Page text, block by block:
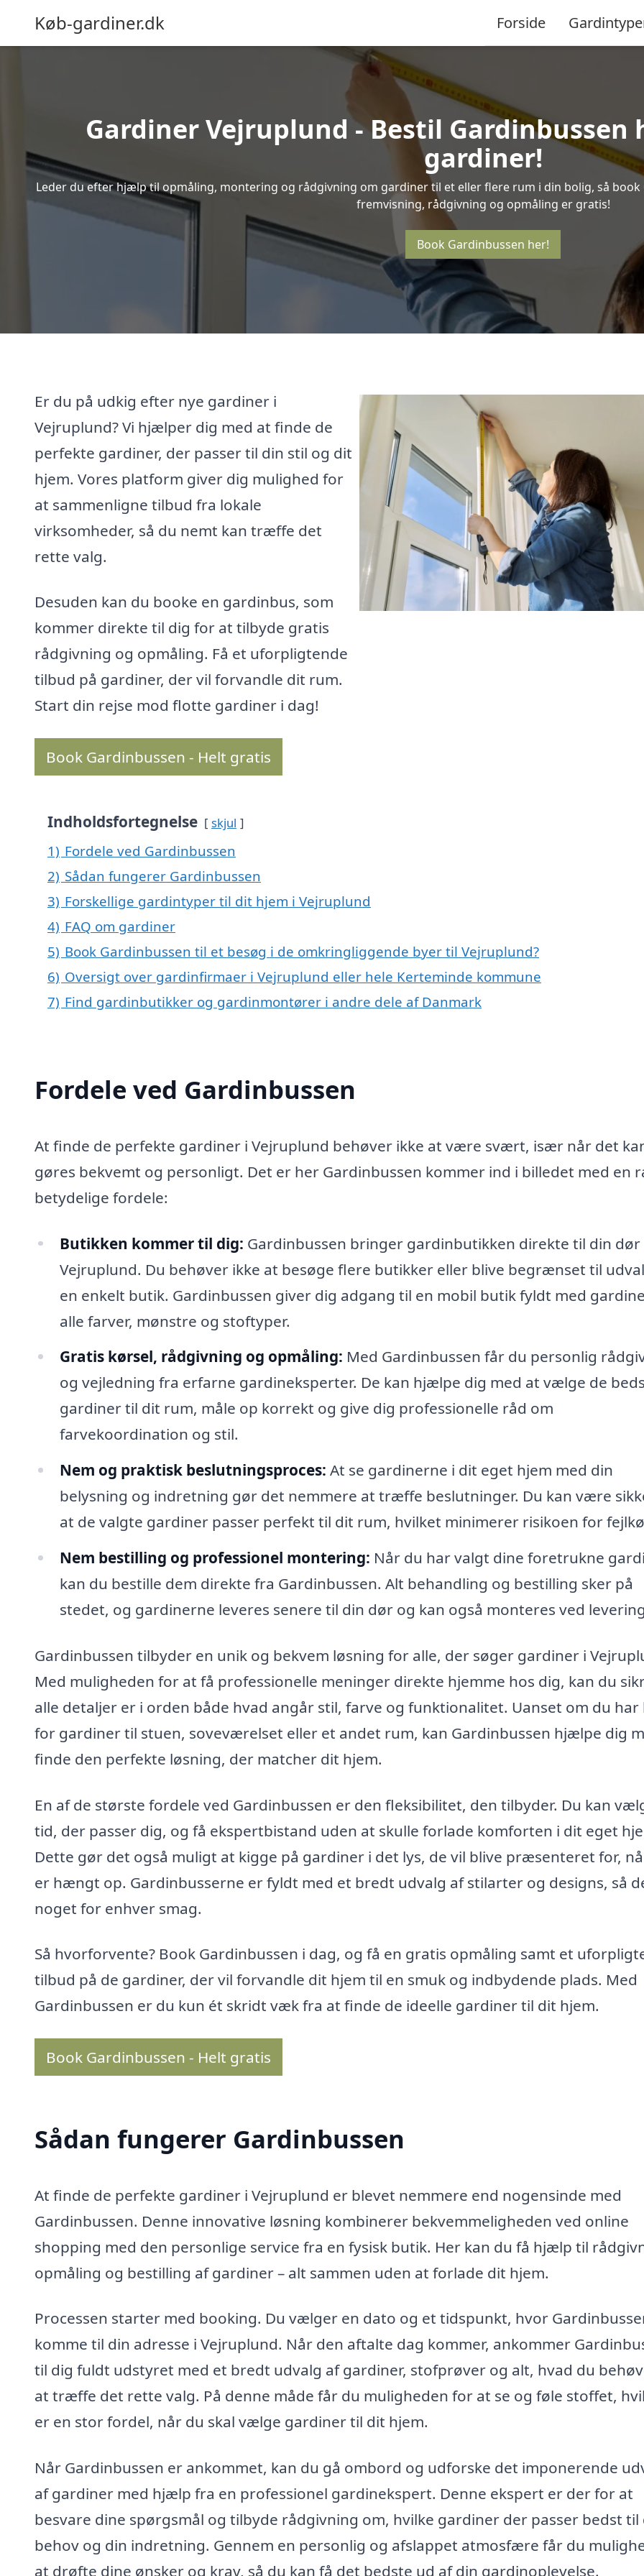
Køb-gardiner.dk Forside
Gardiner Vejruplund - Bestil
gardiner!
Leder du efter hjælp til opmåling, montering og rådgivning om gardiner til et eller flere rum i din bolig, så
fremvisning, rådgivning og opmåling er gratis!
Book Gardinbussen her!
Er du på udkig efter nye gardiner i
Vejruplund? Vi hjælper dig med at finde de
perfekte gardiner, der passer til din stil og dit
hjem. Vores platform giver dig mulighed for
at sammenligne tilbud fra lokale
virksomheder, så du nemt kan træffe det
rette valg.
Desuden kan du booke en gardinbus, som
kommer direkte til dig for at tilbyde gratis
rådgivning og opmåling. Få et uforpligtende
tilbud på gardiner, der vil forvandle dit rum.
Start din rejse mod flotte gardiner i dag!
Book Gardinbussen - Helt gratis
Indholdsfortegnelse skjul
1) Fordele ved Gardinbussen
2) Sådan fungerer Gardinbussen
3) Forskellige gardintyper til dit hjem i Vejruplund
4) FAQ om gardiner
5) Book Gardinbussen til et besøg i de omkringliggende byer til Vejruplund?
6) Oversigt over gardinfirmaer i Vejruplund eller hele Kerteminde kommune
7) Find gardinbutikker og gardinmontører i andre dele af Danmark
Fordele ved Gardinbussen
At finde de perfekte gardiner i Vejruplund behøver ikke at være svært, især når det
gøres bekvemt og personligt. Det er her Gardinbussen kommer ind i billedet med en
betydelige fordele:
Butikken kommer til dig: Gardinbussen bringer gardinbutikken direkte til din dør
Vejruplund. Du behøver ikke at besøge flere butikker eller blive begrænset til
en enkelt butik. Gardinbussen giver dig adgang til en mobil butik fyldt med
alle farver, mønstre og stoftyper.
Gratis kørsel, rådgivning og opmåling: Med Gardinbussen får du personlig
og vejledning fra erfarne gardineksperter. De kan hjælpe dig med at vælge de
gardiner til dit rum, måle op korrekt og give dig professionelle råd om
farvekoordination og stil.
Nem og praktisk beslutningsproces: At se gardinerne i dit eget hjem med din
belysning og indretning gør det nemmere at træffe beslutninger. Du kan være
at de valgte gardiner passer perfekt til dit rum, hvilket minimerer risikoen for
Nem bestilling og professionel montering: Når du har valgt dine foretrukne
kan du bestille dem direkte fra Gardinbussen. Alt behandling og bestilling sker på
stedet, og gardinerne leveres senere til din dør og kan også monteres ved
Gardinbussen tilbyder en unik og bekvem løsning for alle, der søger gardiner i
Med muligheden for at få professionelle meninger direkte hjemme hos dig, kan du
alle detaljer er i orden både hvad angår stil, farve og funktionalitet. Uanset om du har
for gardiner til stuen, soveværelset eller et andet rum, kan Gardinbussen hjælpe dig
finde den perfekte løsning, der matcher dit hjem.
En af de største fordele ved Gardinbussen er den fleksibilitet, den tilbyder. Du kan
tid, der passer dig, og få ekspertbistand uden at skulle forlade komforten i dit eget
Dette gør det også muligt at kigge på gardiner i det lys, de vil blive præsenteret for,
er hængt op. Gardinbusserne er fyldt med et bredt udvalg af stilarter og designs, så
noget for enhver smag.
Så hvorforvente? Book Gardinbussen i dag, og få en gratis opmåling samt et
tilbud på de gardiner, der vil forvandle dit hjem til en smuk og indbydende plads. Med
Gardinbussen er du kun ét skridt væk fra at finde de ideelle gardiner til dit hjem.
Book Gardinbussen - Helt gratis
Sådan fungerer Gardinbussen
At finde de perfekte gardiner i Vejruplund er blevet nemmere end nogensinde med
Gardinbussen. Denne innovative løsning kombinerer bekvemmeligheden ved online
shopping med den personlige service fra en fysisk butik. Her kan du få hjælp til
opmåling og bestilling af gardiner – alt sammen uden at forlade dit hjem.
Processen starter med booking. Du vælger en dato og et tidspunkt, hvor
komme til din adresse i Vejruplund. Når den aftalte dag kommer, ankommer
til dig fuldt udstyret med et bredt udvalg af gardiner, stofprøver og alt, hvad du
at træffe det rette valg. På denne måde får du muligheden for at se og føle stoffet,
er en stor fordel, når du skal vælge gardiner til dit hjem.
Når Gardinbussen er ankommet, kan du gå ombord og udforske det imponerende
af gardiner med hjælp fra en professionel gardinekspert. Denne ekspert er der for at
besvare dine spørgsmål og tilbyde rådgivning om, hvilke gardiner der passer bedst til
behov og din indretning. Gennem en personlig og afslappet atmosfære får du
at drøfte dine ønsker og krav, så du kan få det bedste ud af din gardinoplevelse.